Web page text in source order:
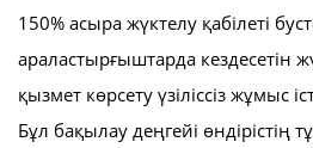
150% асыра жүктелу қабілеті
араластырғыштарда кездесетін
қызмет көрсету үзіліссіз жұмыс
Бұл бақылау деңгейі өндірістің